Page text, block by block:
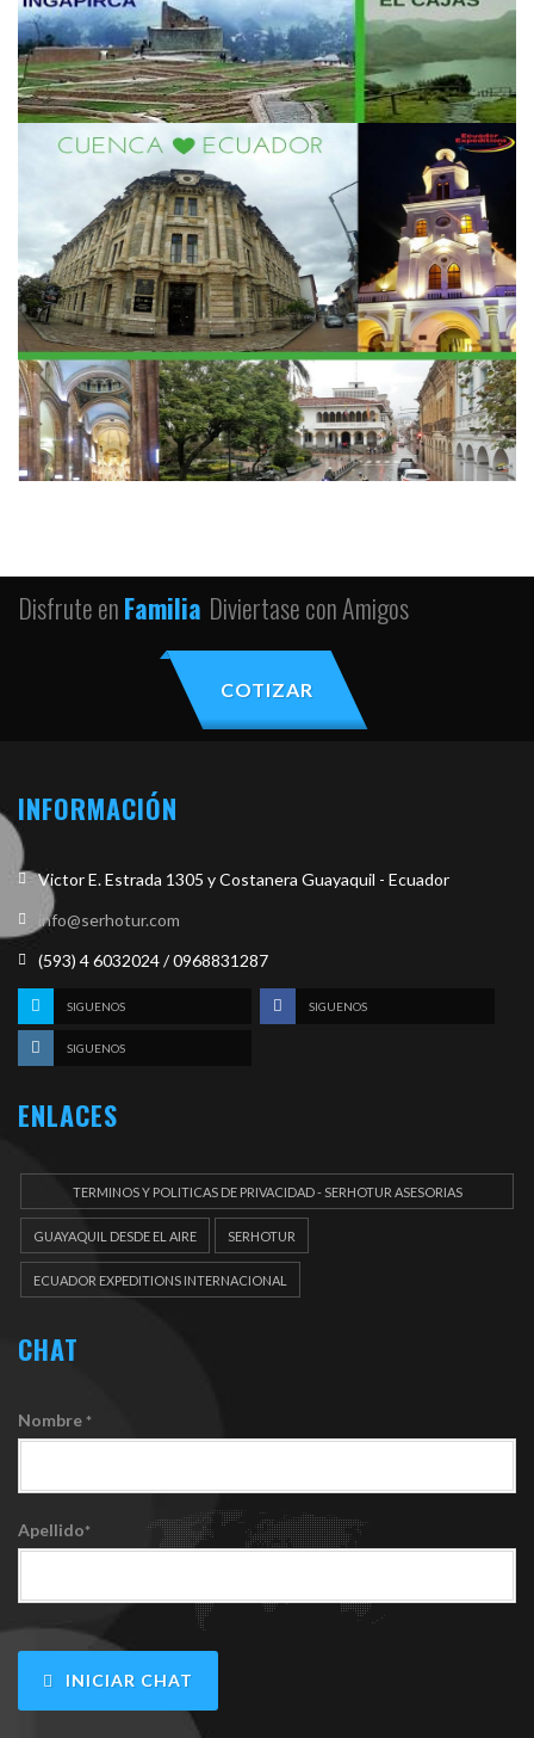
Disfrute enFamilia Diviertase con Amigos
COTIZAR
INFORMACIÓN
Victor E. Estrada 1305 y Costanera Guayaquil - Ecuador
info@serhotur.com
(593) 4 6032024 / 0968831287
SIGUENOS SIGUENOS
SIGUENOS
ENLACES
TERMINOS Y POLITICAS DE PRIVACIDAD - SERHOTUR ASESORIAS
GUAYAQUIL DESDE EL AIRE SERHOTUR
ECUADOR EXPEDITIONS INTERNACIONAL
CHAT
Nombre *
Apellido*
INICIAR CHAT